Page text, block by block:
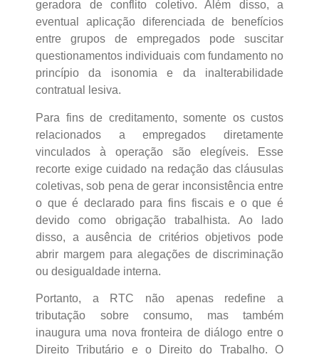
geradora de conflito coletivo. Além disso, a
eventual aplicação diferenciada de benefícios
entre grupos de empregados pode suscitar
questionamentos individuais com fundamento no
princípio da isonomia e da inalterabilidade
contratual lesiva.
Para fins de creditamento, somente os custos
relacionados a empregados diretamente
vinculados à operação são elegíveis. Esse
recorte exige cuidado na redação das cláusulas
coletivas, sob pena de gerar inconsistência entre
o que é declarado para fins fiscais e o que é
devido como obrigação trabalhista. Ao lado
disso, a ausência de critérios objetivos pode
abrir margem para alegações de discriminação
ou desigualdade interna.
Portanto, a RTC não apenas redefine a
tributação sobre consumo, mas também
inaugura uma nova fronteira de diálogo entre o
Direito Tributário e o Direito do Trabalho. O